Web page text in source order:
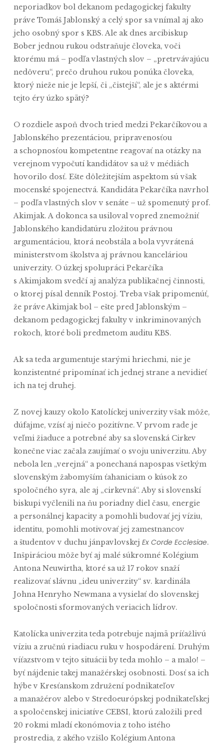
neporiadkov bol dekanom pedagogickej fakulty
práve Tomáš Jablonský a celý spor sa vnímal aj ako
jeho osobný spor s KBS. Ale ak dnes arcibiskup
Bober jednou rukou odstraňuje človeka, voči
ktorému má – podľa vlastných slov – „pretrvávajúcu
nedôveru“, prečo druhou rukou ponúka človeka,
ktorý nieže nie je lepší, či „čistejší“, ale je s aktérmi
tejto éry úzko spätý?
O rozdiele aspoň dvoch tried medzi Pekarčíkovou a
Jablonského prezentáciou, pripravenosťou
a schopnosťou kompetentne reagovať na otázky na
verejnom vypočutí kandidátov sa už v médiách
hovorilo dosť. Ešte dôležitejším aspektom sú však
mocenské spojenectvá. Kandidáta Pekarčíka navrhol
– podľa vlastných slov v senáte – už spomenutý prof.
Akimjak. A dokonca sa usiloval vopred znemožniť
Jablonského kandidatúru zložitou právnou
argumentáciou, ktorá neobstála a bola vyvrátená
ministerstvom školstva aj právnou kanceláriou
univerzity. O úzkej spolupráci Pekarčíka
s Akimjakom svedčí aj analýza publikačnej činnosti,
o ktorej písal denník Postoj. Treba však pripomenúť,
že práve Akimjak bol – ešte pred Jablonským –
dekanom pedagogickej fakulty v inkriminovaných
rokoch, ktoré boli predmetom auditu KBS.
Ak sa teda argumentuje starými hriechmi, nie je
konzistentné pripomínať ich jednej strane a nevidieť
ich na tej druhej.
Z novej kauzy okolo Katolíckej univerzity však môže,
dúfajme, vzísť aj niečo pozitívne. V prvom rade je
veľmi žiaduce a potrebné aby sa slovenská Cirkev
konečne viac začala zaujímať o svoju univerzitu. Aby
nebola len „verejná“ a ponechaná napospas všetkým
slovenským žabomyším ťahaniciam o kúsok zo
spoločného syra, ale aj „cirkevná“. Aby si slovenskí
biskupi vyčlenili na ňu poriadny diel času, energie
a personálnej kapacity a pomohli budovať jej víziu,
identitu, pomohli motivovať jej zamestnancov
a študentov v duchu jánpavlovskej Ex Corde Ecclesiae.
Inšpiráciou môže byť aj malé súkromné Kolégium
Antona Neuwirtha, ktoré sa už 17 rokov snaží
realizovať slávnu „ideu univerzity“ sv. kardinála
Johna Henryho Newmana a vysielať do slovenskej
spoločnosti sformovaných veriacich lídrov.
Katolícka univerzita teda potrebuje najmä príťažlivú
víziu a zručnú riadiacu ruku v hospodárení. Druhým
víťazstvom v tejto situácii by teda mohlo – a malo! –
byť nájdenie takej manažérskej osobnosti. Dosť sa ich
hýbe v Kresťanskom združení podnikateľov
a manažérov alebo v Stredoeurópskej podnikateľskej
a spoločenskej iniciatíve CEBSI, ktorú založili pred
20 rokmi mladí ekonómovia z toho istého
prostredia, z akého vzišlo Kolégium Antona